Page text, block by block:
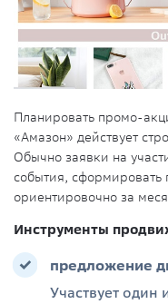
Планировать промо-
«Амазон» действует
Обычно заявки на
события,
ориентировочно за
Инструменты
предложение
Участвует один